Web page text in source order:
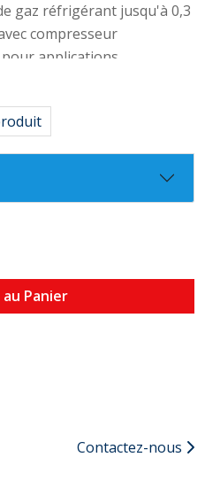
gaz réfrigérant jusqu'à 0,3
compresseur
applications
R600 - R290 –
composants en caoutchouc
en seringue de 6
facile et sûre
Panier
Contactez-nous